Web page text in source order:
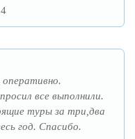
все выполнили.
туры за три,два
год. Спасибо.